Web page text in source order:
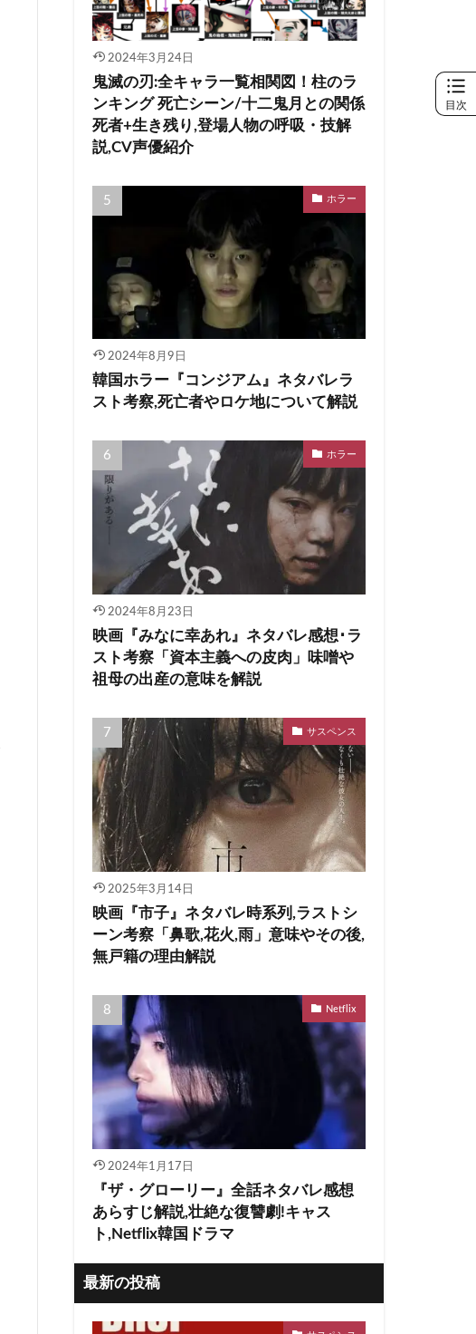
2024年3月24日
鬼滅の刃:全キャラ一覧相関図！柱のラ
ンキング 死亡シーン/十二鬼月との関係
死者+生き残り,登場人物の呼吸・技解
説,CV声優紹介
ホラー
2024年8月9日
韓国ホラー『コンジアム』ネタバレラ
スト考察,死亡者やロケ地について解説
ホラー
2024年8月23日
映画『みなに幸あれ』ネタバレ感想･ラ
スト考察「資本主義への皮肉」味噌や
祖母の出産の意味を解説
サスペンス
2025年3月14日
映画『市子』ネタバレ時系列,ラストシ
ーン考察「鼻歌,花火,雨」意味やその後,
無戸籍の理由解説
Netflix
2024年1月17日
『ザ・グローリー』全話ネタバレ感想
あらすじ解説,壮絶な復讐劇!キャス
ト,Netflix韓国ドラマ
最新の投稿
目次